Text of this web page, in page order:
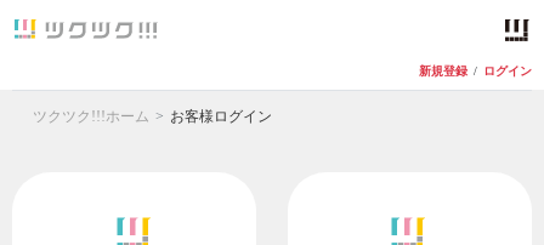
新規登録 / ログイン
ツクツク!!!ホーム お客様ログイン